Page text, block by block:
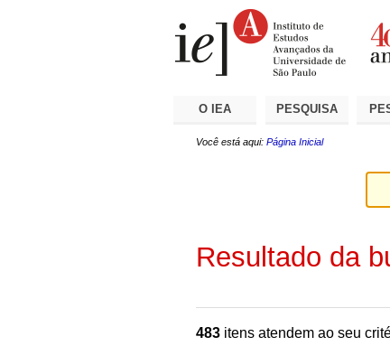
O IEA PESQUISA
Você está aqui: Página Inicial
Resultado da
483 itens atendem ao seu